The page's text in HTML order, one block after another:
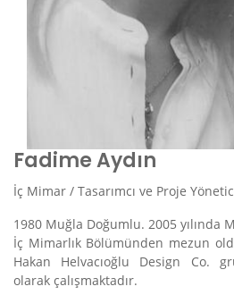
Fadime Aydın
İç Mimar / Tasarımcı ve Proje
1980 Muğla Doğumlu. 2005 yılında
İç Mimarlık Bölümünden mezun
Hakan Helvacıoğlu Design Co.
olarak çalışmaktadır.